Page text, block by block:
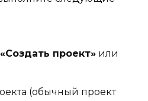
«Создать проект» или
(обычный проект